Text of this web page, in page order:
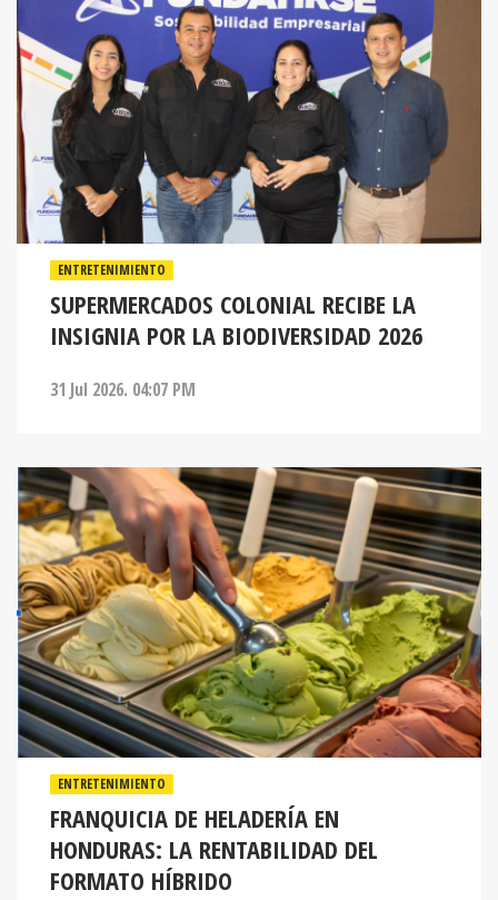
ENTRETENIMIENTO
SUPERMERCADOS COLONIAL RECIBE LA
INSIGNIA POR LA BIODIVERSIDAD 2026
31 Jul 2026. 04:07 PM
ENTRETENIMIENTO
FRANQUICIA DE HELADERÍA EN
HONDURAS: LA RENTABILIDAD DEL
FORMATO HÍBRIDO